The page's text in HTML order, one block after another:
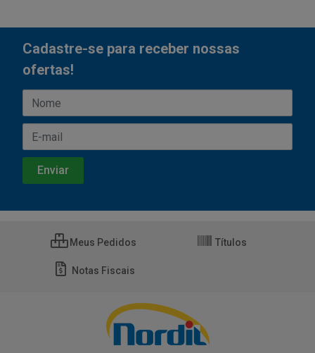
Cadastre-se para receber nossas
ofertas!
Meus Pedidos Títulos
Notas Fiscais